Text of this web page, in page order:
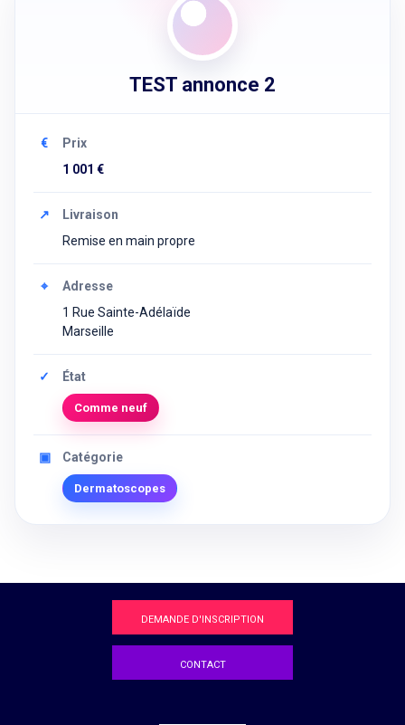
TEST annonce 2
€
Prix
1 001 €
↗
Livraison
Remise en main propre
⌖
Adresse
1 Rue Sainte-Adélaïde
Marseille
✓ État
Comme neuf
▣ Catégorie
Dermatoscopes
DEMANDE D'INSCRIPTION
CONTACT